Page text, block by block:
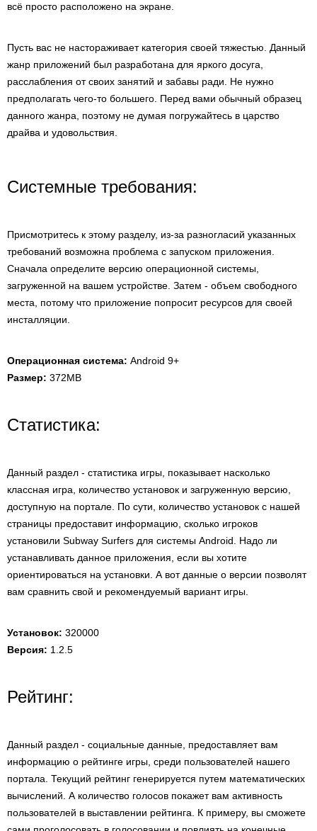
всё просто расположено на экране.
Пусть вас не настораживает категория своей тяжестью. Данный
жанр приложений был разработана для яркого досуга,
расслабления от своих занятий и забавы ради. Не нужно
предполагать чего-то большего. Перед вами обычный образец
данного жанра, поэтому не думая погружайтесь в царство
драйва и удовольствия.
Системные требования:
Присмотритесь к этому разделу, из-за разногласий указанных
требований возможна проблема с запуском приложения.
Сначала определите версию операционной системы,
загруженной на вашем устройстве. Затем - объем свободного
места, потому что приложение попросит ресурсов для своей
инсталляции.
Операционная система: Android 9+
Размер: 372MB
Статистика:
Данный раздел - статистика игры, показывает насколько
классная игра, количество установок и загруженную версию,
доступную на портале. По сути, количество установок с нашей
страницы предоставит информацию, сколько игроков
установили Subway Surfers для системы Android. Надо ли
устанавливать данное приложения, если вы хотите
ориентироваться на установки. А вот данные о версии позволят
вам сравнить свой и рекомендуемый вариант игры.
Установок: 320000
Версия: 1.2.5
Рейтинг:
Данный раздел - социальные данные, предоставляет вам
информацию о рейтинге игры, среди пользователей нашего
портала. Текущий рейтинг генерируется путем математических
вычислений. А количество голосов покажет вам активность
пользователей в выставлении рейтинга. К примеру, вы сможете